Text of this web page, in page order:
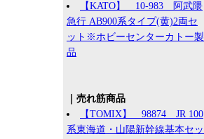
【KATO】 10-983 阿武隈
急行 AB900系タイプ(黄)2両セ
ット※ホビーセンターカトー製
品
｜売れ筋商品
【TOMIX】 98874 JR 100
系東海道・山陽新幹線基本セッ